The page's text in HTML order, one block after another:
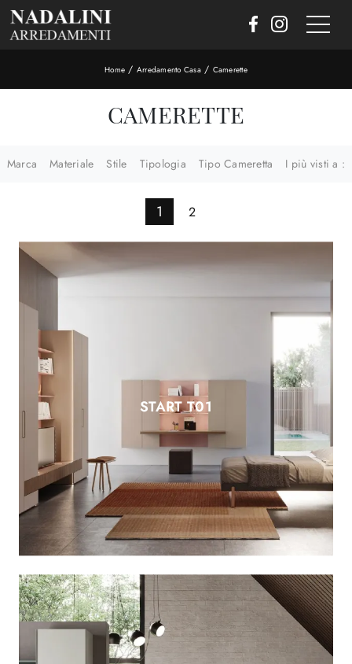
Home / Arredamento Casa / Camerette
CAMERETTE
Marca Materiale Stile Tipologia Tipo Cameretta I più visti a :
1 2
START T01